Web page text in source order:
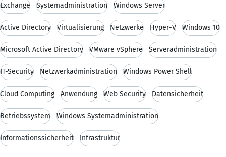
Exchange Systemadministration Windows Server
Active Directory Virtualisierung Netzwerke Hyper-V Windows 10
Microsoft Active Directory VMware vSphere Serveradministration
IT-Security Netzwerkadministration Windows Power Shell
Cloud Computing Anwendung Web Security Datensicherheit
Betriebssystem Windows Systemadministration
Informationssicherheit Infrastruktur